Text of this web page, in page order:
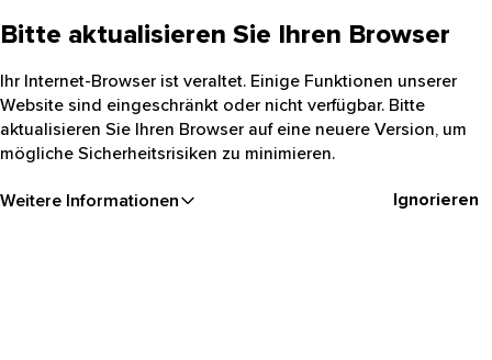
Bitte aktualisieren Sie Ihren Browser
Ihr Internet-Browser ist veraltet. Einige Funktionen unserer
Website sind eingeschränkt oder nicht verfügbar. Bitte
aktualisieren Sie Ihren Browser auf eine neuere Version, um
mögliche Sicherheitsrisiken zu minimieren.
Weitere Informationen Ignorieren